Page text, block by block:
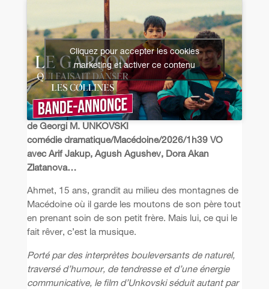
Cliquez pour accepter les cookies
marketing et activer ce contenu
de Georgi M. UNKOVSKI
comédie dramatique/Macédoine/2026/1h39 VO
avec Arif Jakup, Agush Agushev, Dora Akan
Zlatanova…
Ahmet, 15 ans, grandit au milieu des montagnes de
Macédoine où il garde les moutons de son père tout
en prenant soin de son petit frère. Mais lui, ce qui le
fait rêver, c’est la musique.
Porté par des interprètes bouleversants de naturel,
traversé d’humour, de tendresse et d’une énergie
communicative, le film d’Unkovski séduit autant par